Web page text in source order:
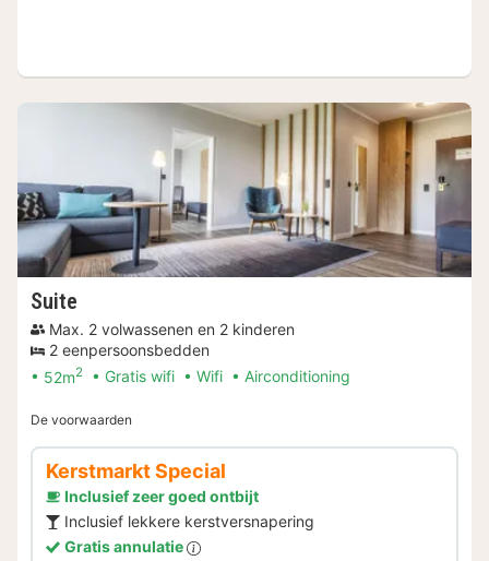
Suite
Max. 2 volwassenen en 2 kinderen
2 eenpersoonsbedden
52m2 Gratis wifi Wifi Airconditioning
De voorwaarden
Kerstmarkt Special
Inclusief zeer goed ontbijt
Inclusief lekkere kerstversnapering
Gratis annulatie